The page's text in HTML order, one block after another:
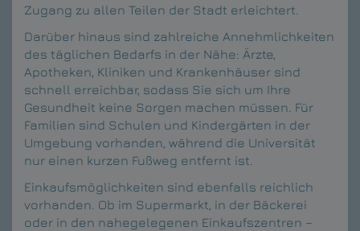
Zugang zu allen Teilen der Stadt erleichtert.
Darüber hinaus sind zahlreiche Annehmlichkeiten
des täglichen Bedarfs in der Nähe: Ärzte,
Apotheken, Kliniken und Krankenhäuser sind
schnell erreichbar, sodass Sie sich um Ihre
Gesundheit keine Sorgen machen müssen. Für
Familien sind Schulen und Kindergärten in der
Umgebung vorhanden, während die Universität
nur einen kurzen Fußweg entfernt ist.
Einkaufsmöglichkeiten sind ebenfalls reichlich
vorhanden. Ob im Supermarkt, in der Bäckerei
oder in den nahegelegenen Einkaufszentren –